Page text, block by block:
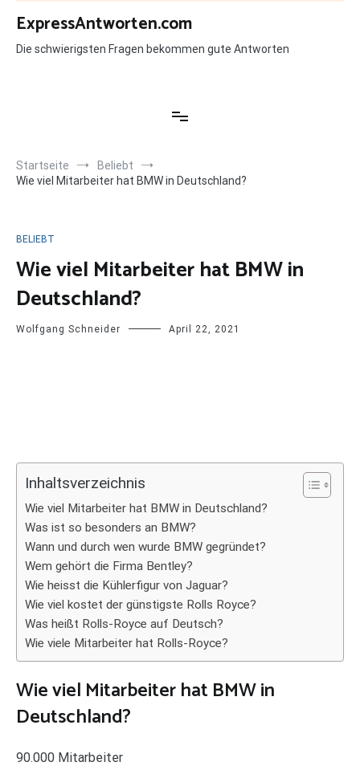
Zum
Inhalt
springen
ExpressAntworten.com
Die schwierigsten Fragen bekommen gute Antworten
Startseite
Beliebt
Wie viel Mitarbeiter hat BMW in Deutschland?
BELIEBT
Wie viel Mitarbeiter hat BMW in
Deutschland?
Wolfgang Schneider April 22, 2021
Inhaltsverzeichnis
Wie viel Mitarbeiter hat BMW in Deutschland?
Was ist so besonders an BMW?
Wann und durch wen wurde BMW gegründet?
Wem gehört die Firma Bentley?
Wie heisst die Kühlerfigur von Jaguar?
Wie viel kostet der günstigste Rolls Royce?
Was heißt Rolls-Royce auf Deutsch?
Wie viele Mitarbeiter hat Rolls-Royce?
Wie viel Mitarbeiter hat BMW in
Deutschland?
90.000 Mitarbeiter